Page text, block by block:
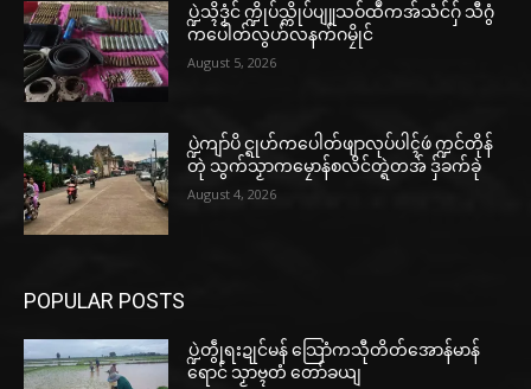
ပ္ဍဲသ္ၚိဒၟံင် က္ဍိုပ်သ္ကိုပ်ပျူသဝ်ထဳကအ်သံင်ဂှ် သီဂွံ
ကပေါတ်လွဟ်လနက်ဂမၠိုင်
August 5, 2026
ပ္ဍဲကျာ်ပိ င္ရုဟ်ကပေါတ်ဖျာလုပ်ပါၚ်ဖဴ က္ဍင်တိုန်
တုဲ သွက်သၟာကမၠောန်စလိင်တ္ရဲတအ် ဒှ်ခက်ခုဲ
August 4, 2026
POPULAR POSTS
ပ္ဍဲတွဵုရးဍုင်မန် သြောံကသီုတိတ်အောန်မာန်
ရောင် သၟာဗ္ၚတံ တော်ခယျ